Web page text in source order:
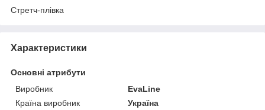
Стретч-плівка
Характеристики
Основні атрибути
Виробник
EvaLine
Країна виробник
Україна